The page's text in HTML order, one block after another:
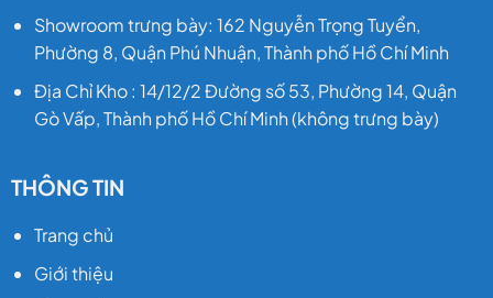
Showroom trưng bày: 162 Nguyễn Trọng Tuyển,
Phường 8, Quận Phú Nhuận, Thành phố Hồ Chí Minh
Địa Chỉ Kho : 14/12/2 Đường số 53, Phường 14, Quận
Gò Vấp, Thành phố Hồ Chí Minh (không trưng bày)
THÔNG TIN
Trang chủ
Giới thiệu